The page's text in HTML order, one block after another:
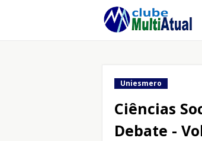
Uniesmero
Ciências
Debate -